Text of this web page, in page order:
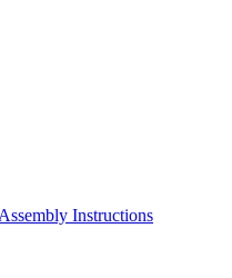
Instructions